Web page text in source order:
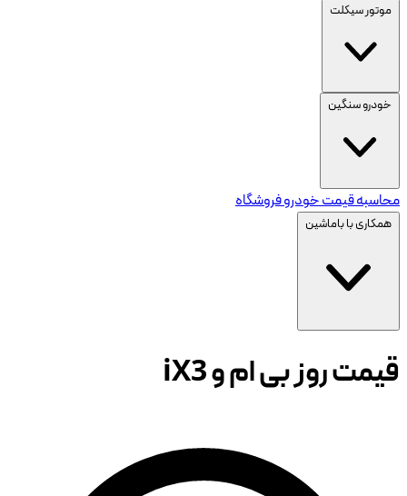
موتور سیکلت
خودرو سنگین
محاسبه قیمت خودروفروشگاه
همکاری با باماشین
قیمت روز بی ام و iX3